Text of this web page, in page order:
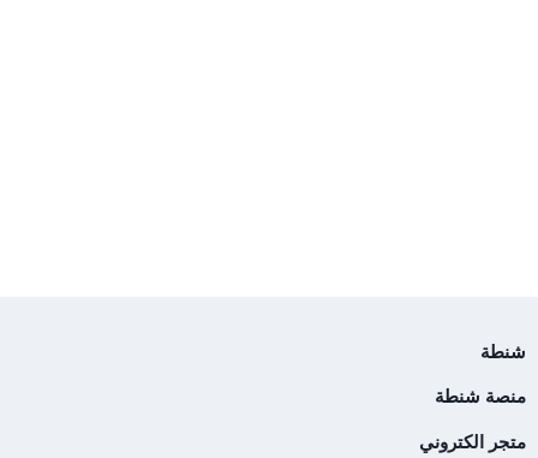
شنطة
منصة شنطة
متجر الكتروني